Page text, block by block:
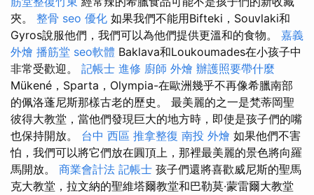
夾。 整骨 seo 優化 如果我們不能用Bifteki，Souvlaki和
Gyros說服他們，我們可以為他們提供更溫和的食物。 嘉義
外燴 播筋堂 seo軟體 Baklava和Loukoumades在小孩子中
非常受歡迎。 記帳士 進修 廚師 外燴 辦護照要帶什麼
Mükené，Sparta，Olympia-在歐洲幾乎不再像希臘南部
的佩洛蓬尼斯那樣古老的歷史。 最美麗的之一是梵蒂岡聖
彼得大教堂，當他們發現巨大的地方時，即使是孩子們的嘴
也保持開放。 台中 西區 推拿整復 南投 外燴 如果他們不害
怕，我們可以將它們放在圓頂上，那裡最美麗的景色將向羅
馬開放。 商業會計法 記帳士 孩子們還將喜歡威尼斯的聖馬
克大教堂，拉文納的聖維塔爾教堂和巴勒莫·蒙雷爾大教堂